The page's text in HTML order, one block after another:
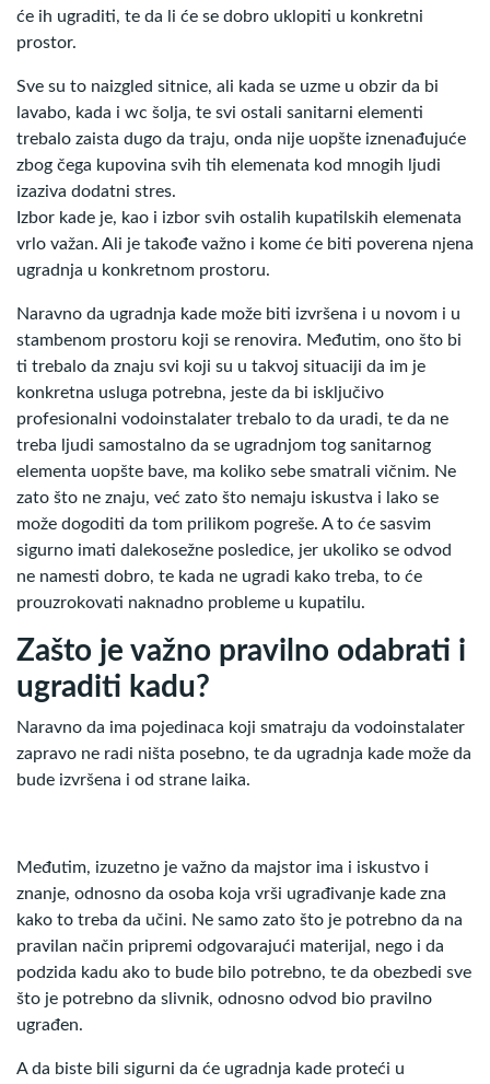
će ih ugraditi, te da li će se dobro uklopiti u konkretni
prostor.
Sve su to naizgled sitnice, ali kada se uzme u obzir da bi
lavabo, kada i wc šolja, te svi ostali sanitarni elementi
trebalo zaista dugo da traju, onda nije uopšte iznenađujuće
zbog čega kupovina svih tih elemenata kod mnogih ljudi
izaziva dodatni stres.
Izbor kade je, kao i izbor svih ostalih kupatilskih elemenata
vrlo važan. Ali je takođe važno i kome će biti poverena njena
ugradnja u konkretnom prostoru.
Naravno da ugradnja kade može biti izvršena i u novom i u
stambenom prostoru koji se renovira. Međutim, ono što bi
ti trebalo da znaju svi koji su u takvoj situaciji da im je
konkretna usluga potrebna, jeste da bi isključivo
profesionalni vodoinstalater trebalo to da uradi, te da ne
treba ljudi samostalno da se ugradnjom tog sanitarnog
elementa uopšte bave, ma koliko sebe smatrali vičnim. Ne
zato što ne znaju, već zato što nemaju iskustva i lako se
može dogoditi da tom prilikom pogreše. A to će sasvim
sigurno imati dalekosežne posledice, jer ukoliko se odvod
ne namesti dobro, te kada ne ugradi kako treba, to će
prouzrokovati naknadno probleme u kupatilu.
Zašto je važno pravilno odabrati i
ugraditi kadu?
Naravno da ima pojedinaca koji smatraju da vodoinstalater
zapravo ne radi ništa posebno, te da ugradnja kade može da
bude izvršena i od strane laika.
Međutim, izuzetno je važno da majstor ima i iskustvo i
znanje, odnosno da osoba koja vrši ugrađivanje kade zna
kako to treba da učini. Ne samo zato što je potrebno da na
pravilan način pripremi odgovarajući materijal, nego i da
podzida kadu ako to bude bilo potrebno, te da obezbedi sve
što je potrebno da slivnik, odnosno odvod bio pravilno
ugrađen.
A da biste bili sigurni da će ugradnja kade proteći u